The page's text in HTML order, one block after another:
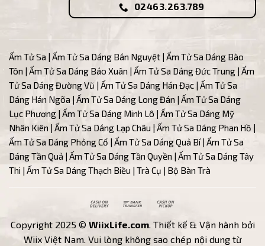
02463.263.789
Ấm Tử Sa | Ấm Tử Sa Dáng Bán Nguyệt | Ấm Tử Sa Dáng Bào
Tôn | Ấm Tử Sa Dáng Báo Xuân | Ấm Tử Sa Dáng Đức Trung | Ấm
Tử Sa Dáng Đường Vũ | Ấm Tử Sa Dáng Hán Đạc | Ấm Tử Sa
Dáng Hán Ngõa | Ấm Tử Sa Dáng Long Đán | Ấm Tử Sa Dáng
Lục Phương | Ấm Tử Sa Dáng Minh Lô | Ấm Tử Sa Dáng Mỹ
Nhân Kiên | Ấm Tử Sa Dáng Lạp Châu | Ấm Tử Sa Dáng Phan Hồ |
Ấm Tử Sa Dáng Phỏng Cổ | Ấm Tử Sa Dáng Quả Bí| Ấm Tử Sa
Dáng Tần Quả | Ấm Tử Sa Dáng Tần Quyền | Ấm Tử Sa Dáng Tây
Thi | Ấm Tử Sa Dáng Thạch Biều | Trà Cụ | Bộ Bàn Trà
Cash
Delivery
Bank
Pickup
Copyright 2025 © WiixLife.com. Thiết kế & Vận hành bởi
Wiix Việt Nam. Vui lòng không sao chép nội dung từ